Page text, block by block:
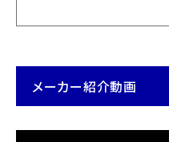
メーカー紹介動画